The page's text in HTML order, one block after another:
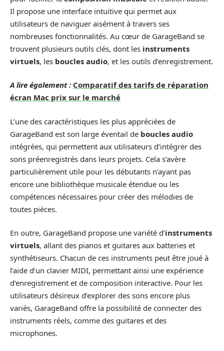
Il propose une interface intuitive qui permet aux
utilisateurs de naviguer aisément à travers ses
nombreuses fonctionnalités. Au cœur de GarageBand se
trouvent plusieurs outils clés, dont les instruments
virtuels, les boucles audio, et les outils d’enregistrement.
A lire également : Comparatif des tarifs de réparation
écran Mac prix sur le marché
L’une des caractéristiques les plus appréciées de
GarageBand est son large éventail de boucles audio
intégrées, qui permettent aux utilisateurs d’intégrer des
sons préenregistrés dans leurs projets. Cela s’avère
particulièrement utile pour les débutants n’ayant pas
encore une bibliothèque musicale étendue ou les
compétences nécessaires pour créer des mélodies de
toutes pièces.
En outre, GarageBand propose une variété d’instruments
virtuels, allant des pianos et guitares aux batteries et
synthétiseurs. Chacun de ces instruments peut être joué à
l’aide d’un clavier MIDI, permettant ainsi une expérience
d’enregistrement et de composition interactive. Pour les
utilisateurs désireux d’explorer des sons encore plus
variés, GarageBand offre la possibilité de connecter des
instruments réels, comme des guitares et des
microphones.